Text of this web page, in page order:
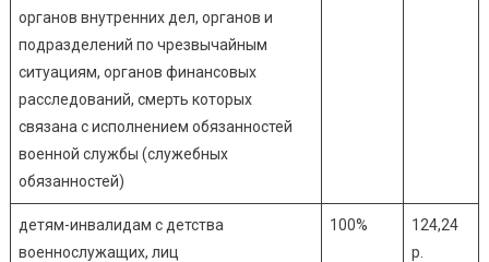
органов внутренних дел, органов и
подразделений по чрезвычайным
ситуациям, органов финансовых
расследований, смерть которых
связана с исполнением обязанностей
военной службы (служебных
обязанностей)
детям-инвалидам с детства
военнослужащих, лиц
100%
124,24
р.